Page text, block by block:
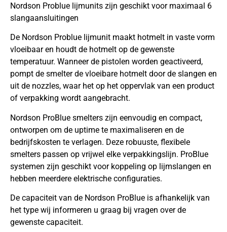
Nordson Problue lijmunits zijn geschikt voor maximaal 6
slangaansluitingen
De Nordson Problue lijmunit maakt hotmelt in vaste vorm
vloeibaar en houdt de hotmelt op de gewenste
temperatuur. Wanneer de pistolen worden geactiveerd,
pompt de smelter de vloeibare hotmelt door de slangen en
uit de nozzles, waar het op het oppervlak van een product
of verpakking wordt aangebracht.
Nordson ProBlue smelters zijn eenvoudig en compact,
ontworpen om de uptime te maximaliseren en de
bedrijfskosten te verlagen. Deze robuuste, flexibele
smelters passen op vrijwel elke verpakkingslijn. ProBlue
systemen zijn geschikt voor koppeling op lijmslangen en
hebben meerdere elektrische configuraties.
De capaciteit van de Nordson ProBlue is afhankelijk van
het type wij informeren u graag bij vragen over de
gewenste capaciteit.